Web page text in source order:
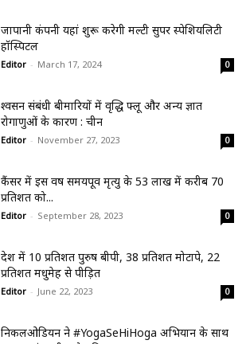
जापानी कंपनी यहां शुरू करेगी मल्टी सुपर स्पेशियलिटी
हॉस्पिटल
Editor - March 17, 2024 0
श्वसन संबंधी बीमारियों में वृद्धि फ्लू और अन्य ज्ञात
रोगाणुओं के कारण : चीन
Editor - November 27, 2023 0
कैंसर में इस वर्ष समयपूर्व मृत्यु के 53 लाख में करीब 70
प्रतिशत को...
Editor - September 28, 2023 0
देश में 10 प्रतिशत पुरुष बीपी, 38 प्रतिशत मोटापे, 22
प्रतिशत मधुमेह से पीड़ित
Editor - June 22, 2023 0
निकलओडियन ने #YogaSeHiHoga अभियान के साथ